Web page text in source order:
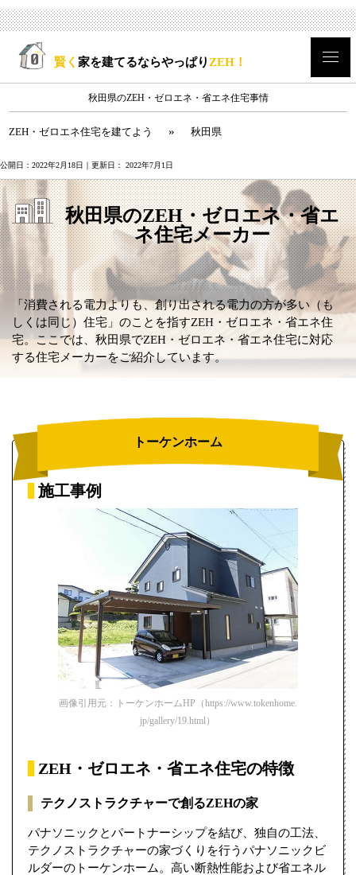
秋田県のZEH・ゼロエネ・省エネ住宅事情
賢く 家を建てるならやっぱり ZEH！
ZEH・ゼロエネ住宅を建てよう » 秋田県
公開日： 2022年2月18日 ｜更新日： 2022年7月1日
秋田県のZEH・ゼロエネ・省エ
ネ住宅メーカー
「消費される電力よりも、創り出される電力の方が多い（も
しくは同じ）住宅」のことを指すZEH・ゼロエネ・省エネ住
宅。ここでは、秋田県でZEH・ゼロエネ・省エネ住宅に対応
する住宅メーカーをご紹介しています。
トーケンホーム
施工事例
画像引用元：トーケンホームHP（https://www.tokenhome.
jp/gallery/19.html）
ZEH・ゼロエネ・省エネ住宅の特徴
テクノストラクチャーで創るZEHの家
パナソニックとパートナーシップを結び、独自の工法、
テクノストラクチャーの家づくりを行うパナソニックビ
ルダーのトーケンホーム。高い断熱性能および省エネル